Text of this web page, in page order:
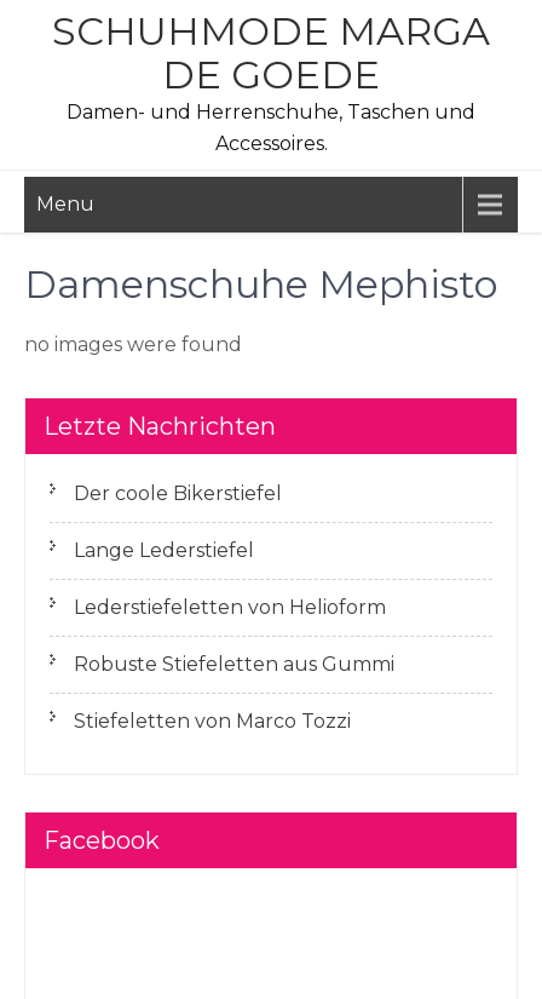
SCHUHMODE MARGA
DE GOEDE
Damen- und Herrenschuhe, Taschen und
Accessoires.
Menu
Damenschuhe Mephisto
no images were found
Letzte Nachrichten
Der coole Bikerstiefel
Lange Lederstiefel
Lederstiefeletten von Helioform
Robuste Stiefeletten aus Gummi
Stiefeletten von Marco Tozzi
Facebook